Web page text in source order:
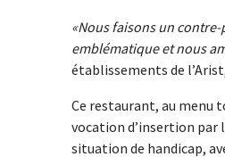
Nous faisons un
emblématique et nous
établissements de
Ce restaurant, au menu
vocation d’insertion par
situation de handicap,